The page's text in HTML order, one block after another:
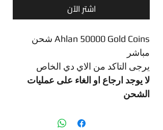
اشترِ الآن
Ahlan 50000 Gold Coins شحن
مباشر
يرجى التاكد من الاي دي الخاص
لا يوجد ارجاع او الغاء على عمليات
الشحن